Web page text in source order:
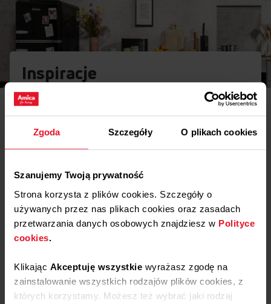
Zgoda Szczegóły O plikach cookies
Szanujemy Twoją prywatność
Strona korzysta z plików cookies. Szczegóły o
używanych przez nas plikach cookies oraz zasadach
przetwarzania danych osobowych znajdziesz w Polityce
cookies.
Klikając Akceptuję wszystkie wyrażasz zgodę na
zainstalowanie wszystkich rodzajów plików cookies, z
których korzystamy. Możesz też wybrać jaki rodzaj
Inspiracje
Potrzebujesz porady? Chcesz trochę więcej poczytać o
może Cię zainteresować!
Opinie
Podziel się